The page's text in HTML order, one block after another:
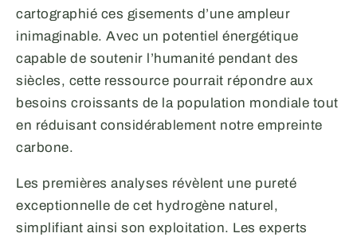
cartographié ces gisements d’une ampleur
inimaginable. Avec un potentiel énergétique
capable de soutenir l’humanité pendant des
siècles, cette ressource pourrait répondre aux
besoins croissants de la population mondiale tout
en réduisant considérablement notre empreinte
carbone.
Les premières analyses révèlent une pureté
exceptionnelle de cet hydrogène naturel,
simplifiant ainsi son exploitation. Les experts